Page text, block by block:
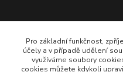
734 161 818
Pro základní funkčnost,
účely a v případě udělení
využíváme soubory
cookies můžete kdykoli